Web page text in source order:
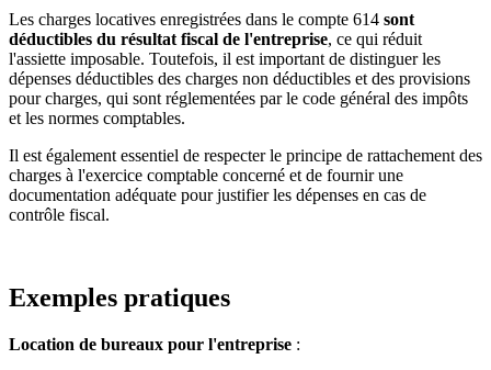
Les charges locatives enregistrées dans le compte 614 sont
déductibles du résultat fiscal de l'entreprise, ce qui réduit
l'assiette imposable. Toutefois, il est important de distinguer les
dépenses déductibles des charges non déductibles et des provisions
pour charges, qui sont réglementées par le code général des impôts
et les normes comptables.
Il est également essentiel de respecter le principe de rattachement des
charges à l'exercice comptable concerné et de fournir une
documentation adéquate pour justifier les dépenses en cas de
contrôle fiscal.
Exemples pratiques
Location de bureaux pour l'entreprise :